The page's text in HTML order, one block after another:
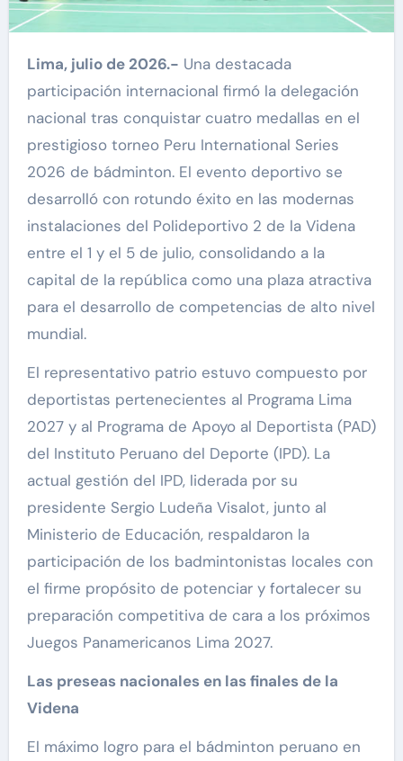
Lima, julio de 2026.- Una destacada
participación internacional firmó la delegación
nacional tras conquistar cuatro medallas en el
prestigioso torneo Peru International Series
2026 de bádminton. El evento deportivo se
desarrolló con rotundo éxito en las modernas
instalaciones del Polideportivo 2 de la Videna
entre el 1 y el 5 de julio, consolidando a la
capital de la república como una plaza atractiva
para el desarrollo de competencias de alto nivel
mundial.
El representativo patrio estuvo compuesto por
deportistas pertenecientes al Programa Lima
2027 y al Programa de Apoyo al Deportista (PAD)
del Instituto Peruano del Deporte (IPD). La
actual gestión del IPD, liderada por su
presidente Sergio Ludeña Visalot, junto al
Ministerio de Educación, respaldaron la
participación de los badmintonistas locales con
el firme propósito de potenciar y fortalecer su
preparación competitiva de cara a los próximos
Juegos Panamericanos Lima 2027.
Las preseas nacionales en las finales de la
Videna
El máximo logro para el bádminton peruano en